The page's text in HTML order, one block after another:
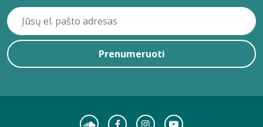
Prenumeruoti